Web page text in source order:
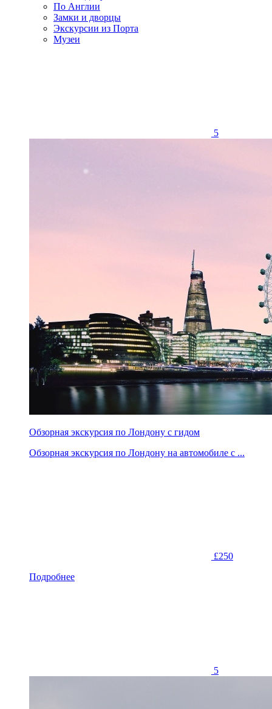
По Англии
Замки и дворцы
Экскурсии из Порта
Музеи
5
Обзорная экскурсия по Лондону с гидом
Обзорная экскурсия по Лондону на автомобиле с ...
£250
Подробнее
5